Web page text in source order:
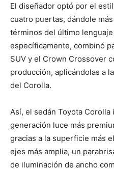
El diseñador optó por el
cuatro puertas, dándole
términos del último
específicamente, combinó
SUV y el Crown Crossover
producción, aplicándolas a
del Corolla.
Así, el sedán Toyota Corolla
generación luce más
gracias a la superficie más
ejes más amplia, un
de iluminación de ancho